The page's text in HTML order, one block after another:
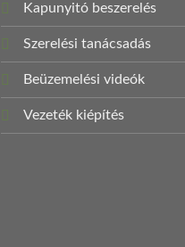
Kapunyitó beszerelés
Szerelési tanácsadás
Beüzemelési videók
Vezeték kiépítés